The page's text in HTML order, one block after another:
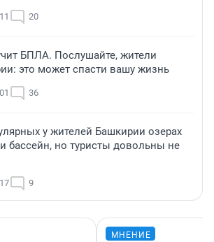
20
БПЛА. Послушайте, жители
это может спасти вашу жизнь
36
у жителей Башкирии озерах
бассейн, но туристы довольны не
9
МНЕНИЕ